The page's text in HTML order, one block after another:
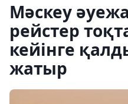
Мәскеу
рейстер
кейінге
жатыр